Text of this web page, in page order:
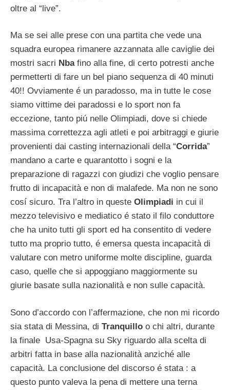
oltre al “live”.
Ma se sei alle prese con una partita che vede una
squadra europea rimanere azzannata alle caviglie dei
mostri sacri Nbafino alla fine, di certo potresti anche
permetterti di fare un bel piano sequenza di 40 minuti
40!! Ovviamente é un paradosso, ma in tutte le cose
siamo vittime dei paradossi e lo sport non fa
eccezione, tanto piú nelle Olimpiadi, dove si chiede
massima correttezza agli atleti e poi arbitraggi e giurie
provenienti dai casting internazionali della “Corrida”
mandano a carte e quarantotto i sogni e la
preparazione di ragazzi con giudizi che voglio pensare
frutto di incapacità e non di malafede. Ma non ne sono
cosí sicuro. Tra l’altro in queste Olimpiadi in cui il
mezzo televisivo e mediatico é stato il filo conduttore
che ha unito tutti gli sport ed ha consentito di vedere
tutto ma proprio tutto, é emersa questa incapacità di
valutare con metro uniforme molte discipline, guarda
caso, quelle che si appoggiano maggiormente su
giurie basate sulla nazionalità e non sulle capacità.
Sono d’accordo con l’affermazione, che non mi ricordo
sia stata di Messina, di Tranquillo o chi altri, durante
la finale Usa-Spagna su Sky riguardo alla scelta di
arbitri fatta in base alla nazionalità anziché alle
capacità. La conclusione del discorso é stata : a
questo punto valeva la pena di mettere una terna